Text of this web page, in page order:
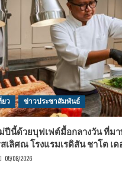
ยว ข่าวประชาสัมพันธ์
ปีนี้ด้วยบุฟเฟต์มื้อกลางวัน ที่ม
เลิศณ โรงแรมเรดิสัน ชาโต เ
05/08/2026